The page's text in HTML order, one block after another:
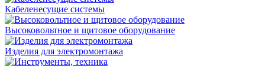
Кабеленесущие системы
Высоковольтное и щитовое оборудование
Изделия для электромонтажа